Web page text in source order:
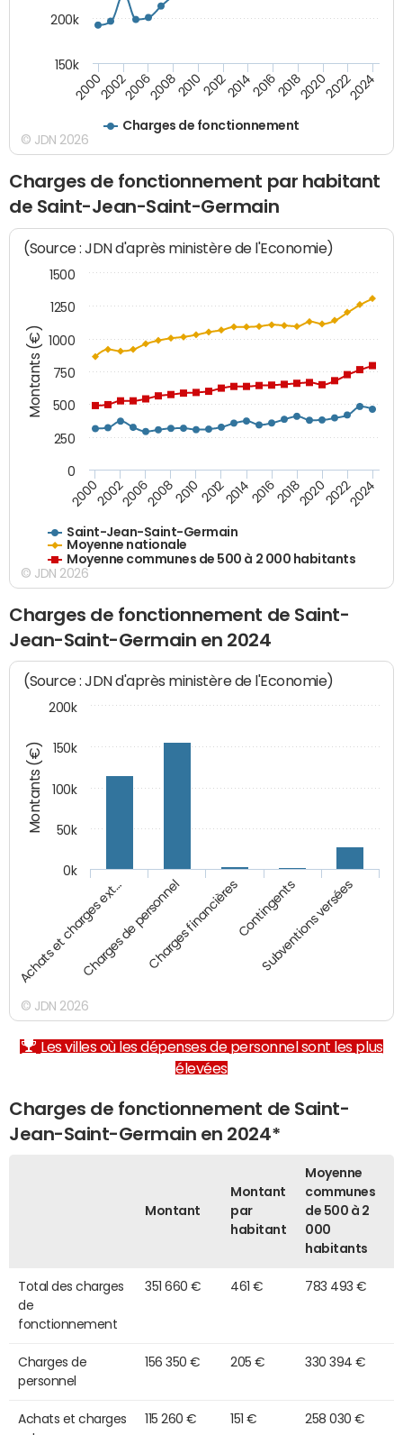
Charges de fonctionnement
200020022006200820102012201420162018202020222024
150k
200k
© JDN 2026
Charges de fonctionnement par habitant
de Saint-Jean-Saint-Germain
Montants (€)
(Source : JDN d'après ministère de l'Economie)
Saint-Jean-Saint-Germain
Moyenne nationale
Moyenne communes de 500 à 2 000 habitants
200020022006200820102012201420162018202020222024
0
250
500
750
1000
1250
1500
© JDN 2026
Charges de fonctionnement de Saint-
Jean-Saint-Germain en 2024
Montants (€)
(Source : JDN d'après ministère de l'Economie)
Achats et charges ext…Charges de personnelCharges financièresContingents
Subventions versées
0k
50k
100k
150k
200k
© JDN 2026
Les villes où les dépenses de personnel sont les plus
élevées
Charges de fonctionnement de Saint-
Jean-Saint-Germain en 2024*
Montant
Montant
par
habitant
Moyenne
communes
de 500 à 2
000
habitants
Total des charges
de
fonctionnement
351 660 € 461 € 783 493 €
Charges de
personnel
156 350 € 205 € 330 394 €
Achats et charges
115 260 € 151 € 258 030 €